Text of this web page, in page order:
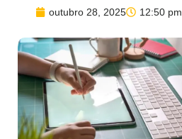
outubro 28, 2025 12:50 pm